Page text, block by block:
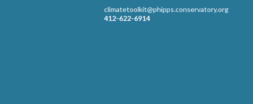
climatetoolkit@phipps.conservatory.org
412-622-6914